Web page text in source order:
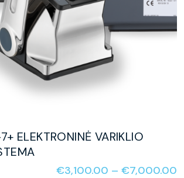
ELEKTRONINĖ VARIKLIO
€3,100.00 – €7,000.00